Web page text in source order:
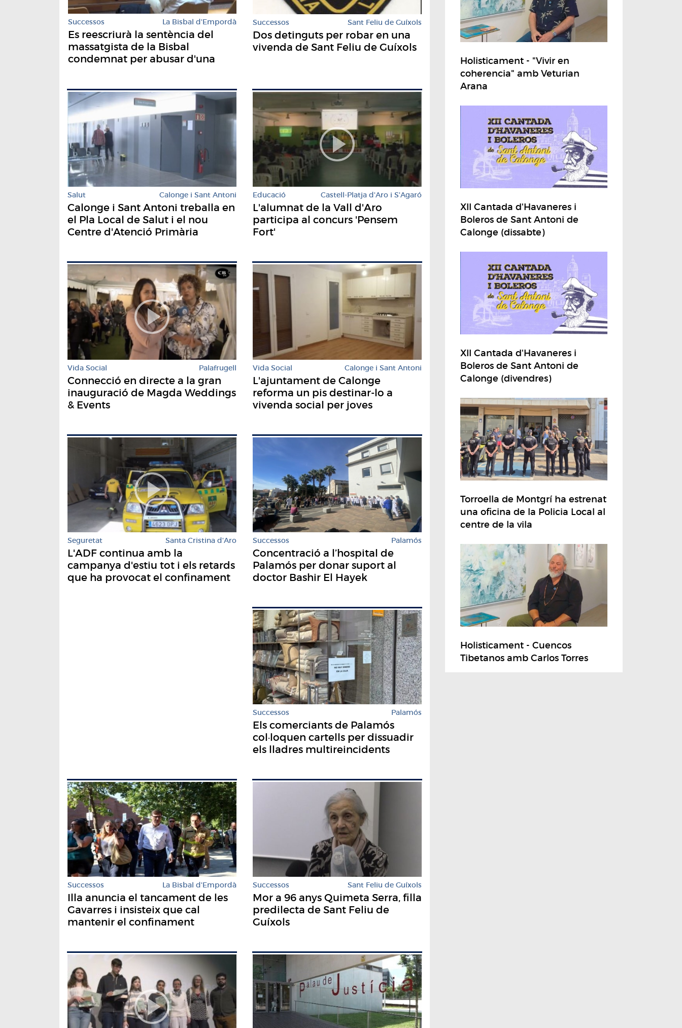
Successos La Bisbal d'Empordà
Es reescriurà la sentència del
massatgista de la Bisbal
condemnat per abusar d'una
Successos Sant Feliu de Guíxols
Dos detinguts per robar en una
vivenda de Sant Feliu de Guíxols
Salut Calonge i Sant Antoni
Calonge i Sant Antoni treballa en
el Pla Local de Salut i el nou
Centre d'Atenció Primària
Educació Castell-Platja d'Aro i S'Agaró
L'alumnat de la Vall d'Aro
participa al concurs 'Pensem
Fort'
Vida Social Palafrugell
Connecció en directe a la gran
inauguració de Magda Weddings
& Events
Vida Social Calonge i Sant Antoni
L'ajuntament de Calonge
reforma un pis destinar-lo a
vivenda social per joves
Seguretat Santa Cristina d'Aro
L'ADF continua amb la
campanya d'estiu tot i els retards
que ha provocat el confinament
Successos Palamós
Concentració a l’hospital de
Palamós per donar suport al
doctor Bashir El Hayek
Successos Palamós
Els comerciants de Palamós
col·loquen cartells per dissuadir
els lladres multireincidents
Successos La Bisbal d'Empordà
Illa anuncia el tancament de les
Gavarres i insisteix que cal
mantenir el confinament
Successos Sant Feliu de Guíxols
Mor a 96 anys Quimeta Serra, filla
predilecta de Sant Feliu de
Guíxols
Holisticament - "Vivir en
coherencia" amb Veturian
Arana
XII Cantada d'Havaneres i
Boleros de Sant Antoni de
Calonge (dissabte)
XII Cantada d'Havaneres i
Boleros de Sant Antoni de
Calonge (divendres)
Torroella de Montgrí ha estrenat
una oficina de la Policia Local al
centre de la vila
Holisticament - Cuencos
Tibetanos amb Carlos Torres